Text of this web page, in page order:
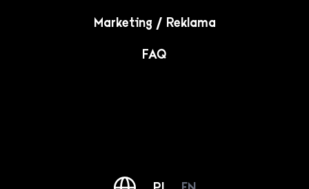
Marketing / Reklama
FAQ